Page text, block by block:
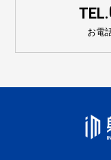
TEL.
お電